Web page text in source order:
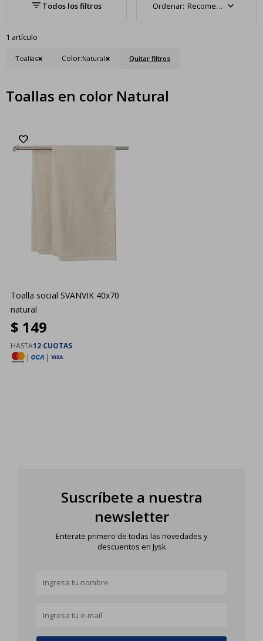
Recomendados
1 artículo
Toallas Color:Natural Quitar filtros
Toallas en color Natural
Toalla social SVANVIK 40x70
natural
$ 149
HASTA12 CUOTAS
|
|
Suscríbete a nuestra
newsletter
Enterate primero de todas las novedades y
descuentos en Jysk